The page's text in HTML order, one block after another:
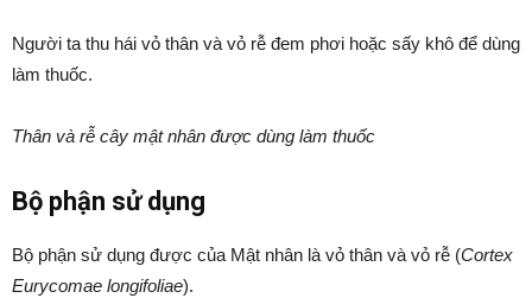
Người ta thu hái vỏ thân và vỏ rễ đem phơi hoặc sấy khô để dùng
làm thuốc.
Thân và rễ cây mật nhân được dùng làm thuốc
Bộ phận sử dụng
Bộ phận sử dụng được của Mật nhân là vỏ thân và vỏ rễ (Cortex
Eurycomae longifoliae).